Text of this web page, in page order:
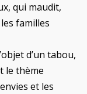
qui maudit,
familles
d’un tabou,
le thème
et les